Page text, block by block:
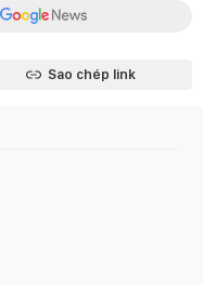
Sao chép link